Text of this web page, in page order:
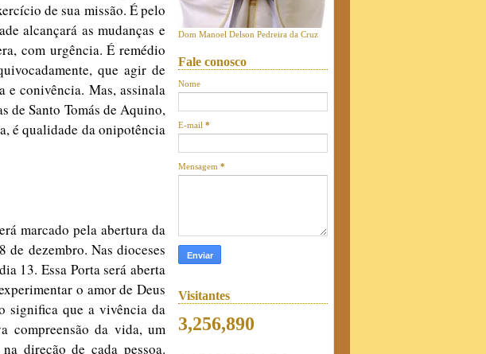
de sua missão. É pelo
alcançará as mudanças e
com urgência. É remédio
que agir de
e conivência. Mas, assinala
de Santo Tomás de Aquino,
é qualidade da onipotência
marcado pela abertura da
de dezembro. Nas dioceses
13. Essa Porta será aberta
o amor de Deus
significa que a vivência da
compreensão da vida, um
direção de cada pessoa.
Dom Manoel Delson Pedreira da Cruz
Fale conosco
Nome
E-mail *
Mensagem *
Visitantes
3,256,890